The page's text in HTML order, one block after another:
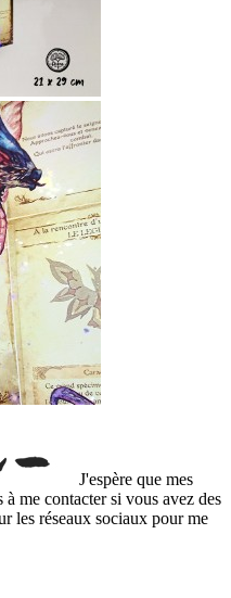
J'espère que mes
me contacter si vous avez des
les réseaux sociaux pour me